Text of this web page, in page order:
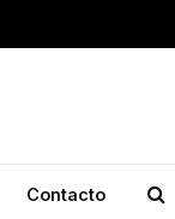
Contacto